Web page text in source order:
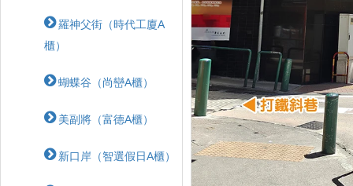
羅神父街（時代工廈A
櫃）
蝴蝶⾕（尚巒A櫃）
美副將（富德A櫃）
新口岸（智選假日A櫃）